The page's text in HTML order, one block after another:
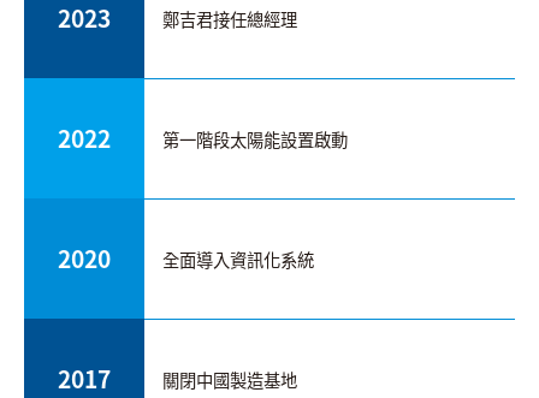
語系
2023 鄭吉君接任總經理
2022 第一階段太陽能設置啟動
2020 全面導入資訊化系統
2017 關閉中國製造基地